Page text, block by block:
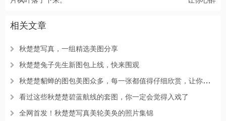
相关文章
秋楚楚写真，一组精选美图分享
秋楚楚兔子先生新图包上线，快来围观
秋楚楚貂蝉的图包美图众多，每一张都值得仔细欣赏，让你流连忘返。
看过这些秋楚楚碧蓝航线的套图，你一定会觉得入戏了
全网首发！秋楚楚写真美轮美奂的照片集锦